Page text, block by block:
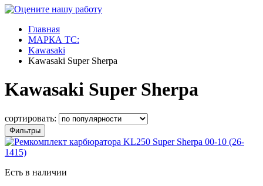
Главная
МАРКА ТС:
Kawasaki
Kawasaki Super Sherpa
Kawasaki Super Sherpa
сортировать:
Фильтры
Есть в наличии